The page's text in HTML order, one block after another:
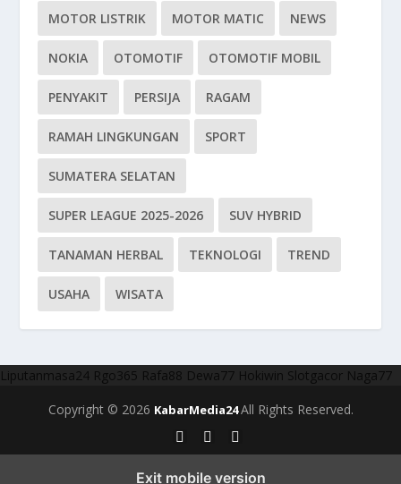
MOTOR LISTRIK MOTOR MATIC NEWS
NOKIA OTOMOTIF OTOMOTIF MOBIL
PENYAKIT PERSIJA RAGAM
RAMAH LINGKUNGAN SPORT
SUMATERA SELATAN
SUPER LEAGUE 2025-2026 SUV HYBRID
TANAMAN HERBAL TEKNOLOGI TREND
USAHA WISATA
Liputanmasa24 Rgo365 Rafa88 Dewa77 Hokiwin Slotgacor Naga77
Copyright © 2026 KabarMedia24All Rights Reserved.
Exit mobile version